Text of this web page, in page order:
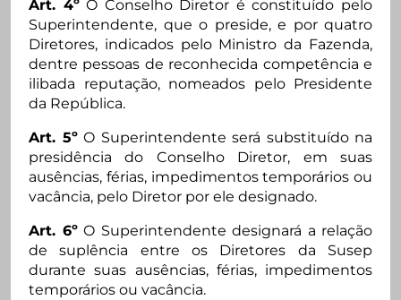
Art. 4ºO Conselho Diretor é constituído pelo
Superintendente, que o preside, e por quatro
Diretores, indicados pelo Ministro da Fazenda,
dentre pessoas de reconhecida competência e
ilibada reputação, nomeados pelo Presidente
da República.
Art. 5ºO Superintendente será substituído na
presidência do Conselho Diretor, em suas
ausências, férias, impedimentos temporários ou
vacância, pelo Diretor por ele designado.
Art. 6ºO Superintendente designará a relação
de suplência entre os Diretores da Susep
durante suas ausências, férias, impedimentos
temporários ou vacância.